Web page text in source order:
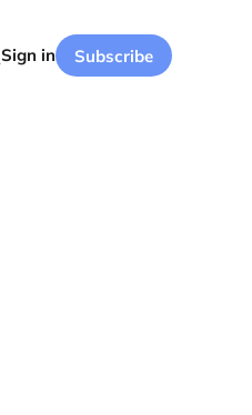
Sign in Subscribe